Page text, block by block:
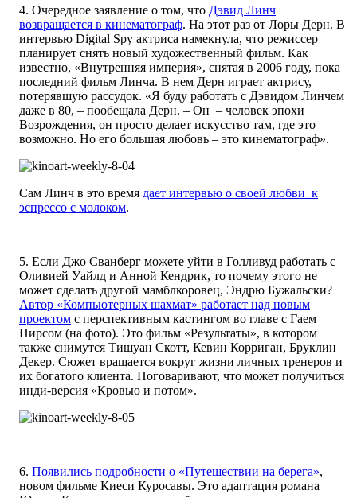
4. Очередное заявление о том, что Дэвид Линч
возвращается в кинематограф. На этот раз от Лоры Дерн. В
интервью Digital Spy актриса намекнула, что режиссер
планирует снять новый художественный фильм. Как
известно, «Внутренняя империя», снятая в 2006 году, пока
последний фильм Линча. В нем Дерн играет актрису,
потерявшую рассудок. «Я буду работать с Дэвидом Линчем
даже в 80, – пообещала Дерн. – Он – человек эпохи
Возрождения, он просто делает искусство там, где это
возможно. Но его большая любовь – это кинематограф».
Сам Линч в это время дает интервью о своей любви к
эспрессо с молоком.
5. Если Джо Сванберг можете уйти в Голливуд работать с
Оливией Уайлд и Анной Кендрик, то почему этого не
может сделать другой мамблкоровец, Эндрю Бужальски?
Автор «Компьютерных шахмат» работает над новым
проектом с перспективным кастингом во главе с Гаем
Пирсом (на фото). Это фильм «Результаты», в котором
также снимутся Тишуан Скотт, Кевин Корриган, Бруклин
Декер. Сюжет вращается вокруг жизни личных тренеров и
их богатого клиента. Поговаривают, что может получиться
инди-версия «Кровью и потом».
6. Появились подробности о «Путешествии на берега»,
новом фильме Киеси Куросавы. Это адаптация романа